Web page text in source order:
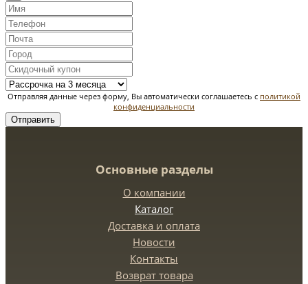
Отправляя данные через форму, Вы автоматически соглашаетесь с политикой
конфиденциальности
Отправить
Основные разделы
О компании
Каталог
Доставка и оплата
Новости
Контакты
Возврат товара